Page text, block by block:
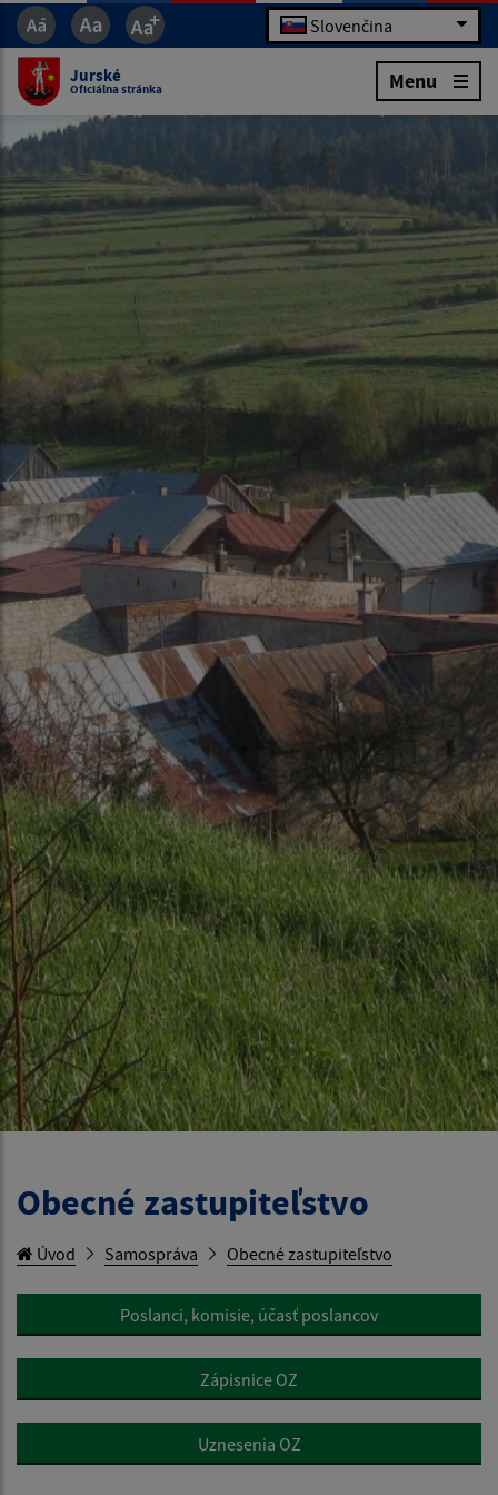
Slovenčina
Jurské
Oficiálna stránka Menu
Obecné zastupiteľstvo
Úvod Samospráva Obecné zastupiteľstvo
Poslanci, komisie, účasť poslancov
Zápisnice OZ
Uznesenia OZ